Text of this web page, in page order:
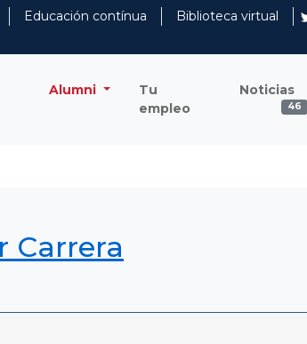
Educación contínua
Biblioteca virtual
Alumni
Tu
empleo
Noticias
46
Carrera